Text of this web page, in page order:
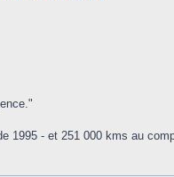
1995 - et 251 000 kms au